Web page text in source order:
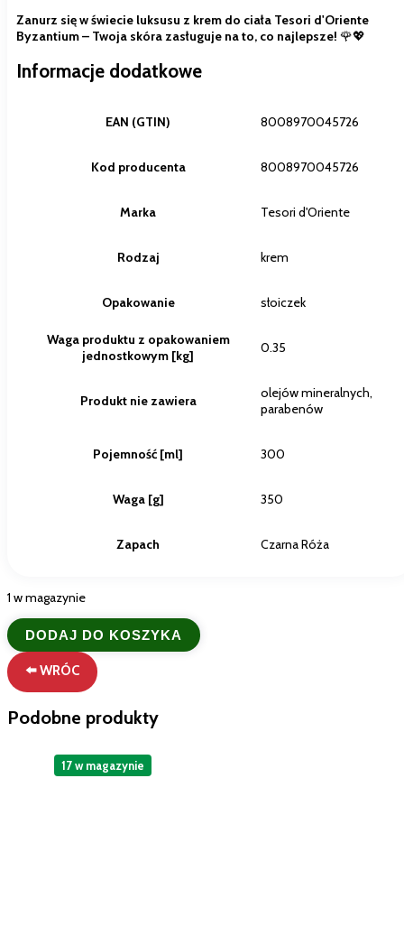
Zanurz się w świecie luksusu z krem do ciała Tesori d'Oriente
Byzantium – Twoja skóra zasługuje na to, co najlepsze! 🌹💖
Informacje dodatkowe
EAN (GTIN) 8008970045726
Kod producenta 8008970045726
Marka Tesori d'Oriente
Rodzaj krem
Opakowanie słoiczek
Waga produktu z opakowaniem
jednostkowym [kg]
0.35
Produkt nie zawiera
olejów mineralnych,
parabenów
Pojemność [ml] 300
Waga [g] 350
Zapach Czarna Róża
1 w magazynie
ilość
Tesori
d'Oriente
Krem
do
Byzantium
DODAJ DO KOSZYKA
⬅️ WRÓC
Podobne produkty
17 w magazynie